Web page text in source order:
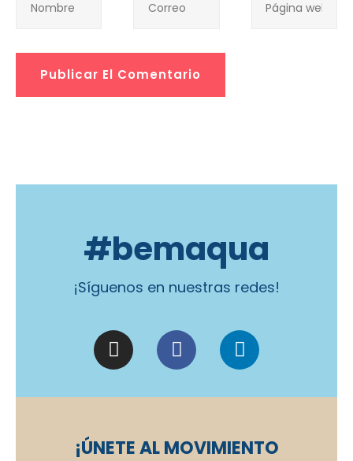
#bemaqua
¡Síguenos en nuestras redes!
¡ÚNETE AL MOVIMIENTO